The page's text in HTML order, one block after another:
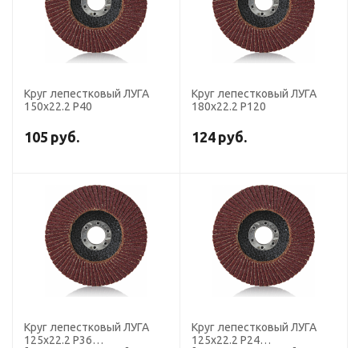
Круг лепестковый ЛУГА
150х22.2 Р40
105 руб.
Круг лепестковый ЛУГА
180х22.2 Р120
124 руб.
Круг лепестковый ЛУГА
125х22.2 Р36
Круг лепестковый ЛУГА
125х22.2 Р24